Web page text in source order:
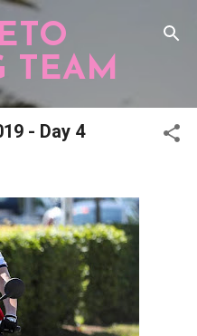
principal
TEAM
- Day 4